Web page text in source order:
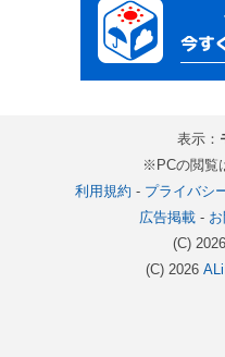
表示：
※PCの閲覧
利用規約 - プライバシ
広告掲載-
(C) 2026
(C) 2026